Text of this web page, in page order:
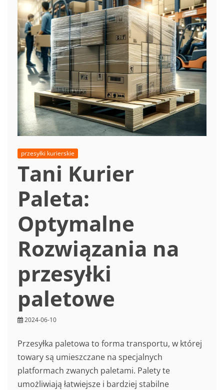
przesyłki kurierskie
Tani Kurier
Paleta:
Optymalne
Rozwiązania na
przesyłki
paletowe
2024-06-10
Przesyłka paletowa to forma transportu, w której
towary są umieszczane na specjalnych
platformach zwanych paletami. Palety te
umożliwiają łatwiejsze i bardziej stabilne